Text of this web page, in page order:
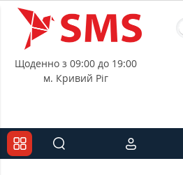
Щоденно з 09:00 до 19:00
м. Кривий Ріг